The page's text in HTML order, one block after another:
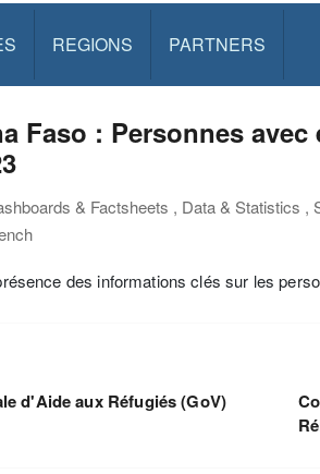
REGIONS PARTNERS
Faso : Personnes
& Factsheets , Data & Statistics ,
des informations clés sur les
d'Aide aux Réfugiés (GoV)